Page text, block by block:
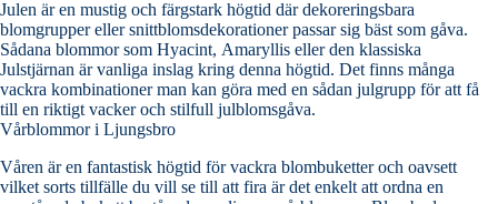
Julen är en mustig och färgstark högtid där dekoreringsbara
blomgrupper eller snittblomsdekorationer passar sig bäst som gåva.
Sådana blommor som Hyacint, Amaryllis eller den klassiska
Julstjärnan är vanliga inslag kring denna högtid. Det finns många
vackra kombinationer man kan göra med en sådan julgrupp för att få
till en riktigt vacker och stilfull julblomsgåva.
Vårblommor i Ljungsbro
Våren är en fantastisk högtid för vackra blombuketter och oavsett
vilket sorts tillfälle du vill se till att fira är det enkelt att ordna en